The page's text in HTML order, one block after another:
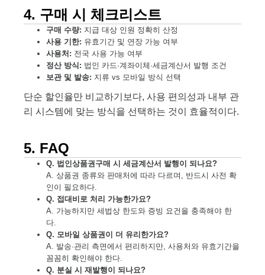
4. 구매 시 체크리스트
구매 수량: 지급 대상 인원 정확히 산정
사용 기한: 유효기간 및 연장 가능 여부
사용처: 전국 사용 가능 여부
정산 방식: 법인 카드·계좌이체·세금계산서 발행 조건
보관 및 발송: 지류 vs 모바일 방식 선택
단순 할인율만 비교하기보다, 사용 편의성과 내부 관
리 시스템에 맞는 방식을 선택하는 것이 효율적이다.
5. FAQ
Q. 법인상품권구매 시 세금계산서 발행이 되나요?
A. 상품권 종류와 판매처에 따라 다르며, 반드시 사전 확
인이 필요하다.
Q. 접대비로 처리 가능한가요?
A. 가능하지만 세법상 한도와 증빙 요건을 충족해야 한
다.
Q. 모바일 상품권이 더 유리한가요?
A. 발송·관리 측면에서 편리하지만, 사용처와 유효기간을
꼼꼼히 확인해야 한다.
Q. 분실 시 재발행이 되나요?